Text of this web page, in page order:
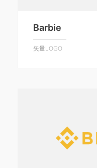
Barbie
矢量LOGO